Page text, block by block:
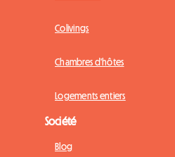
Colivings
Chambres d'hôtes
Logements entiers
Société
Blog